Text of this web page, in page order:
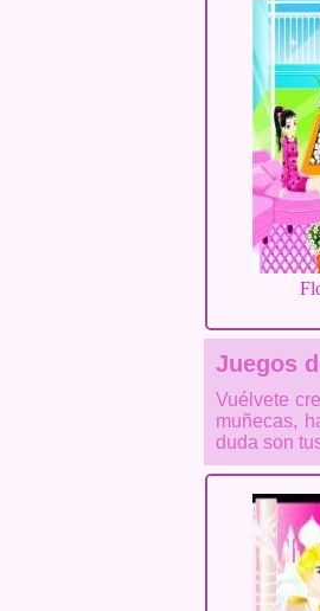
Juegos
Vuélvete
muñecas,
duda son